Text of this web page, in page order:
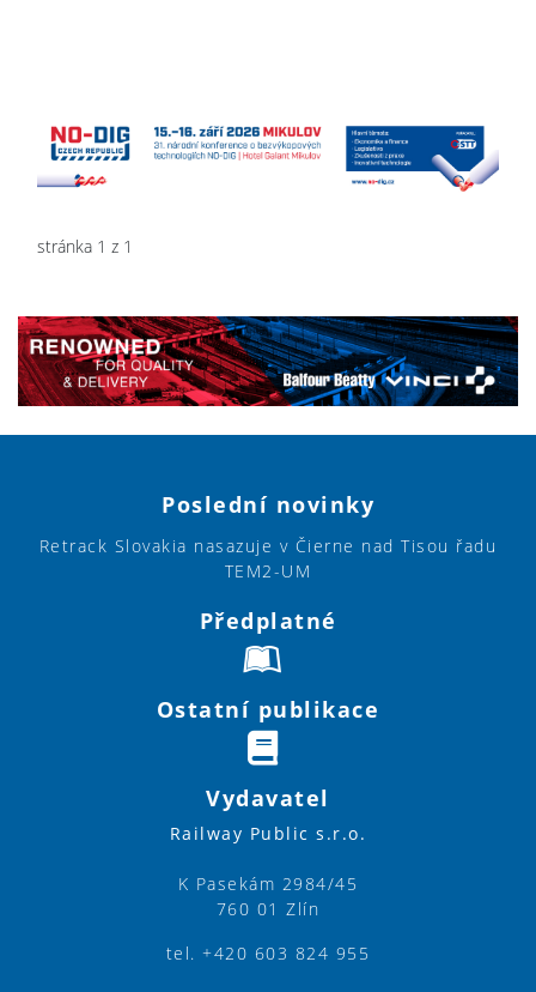
stránka 1 z 1
Poslední novinky
Retrack Slovakia nasazuje v Čierne nad Tisou řadu
TEM2-UM
Předplatné
Ostatní publikace
Vydavatel
Railway Public s.r.o.
K Pasekám 2984/45
760 01 Zlín
tel. +420 603 824 955